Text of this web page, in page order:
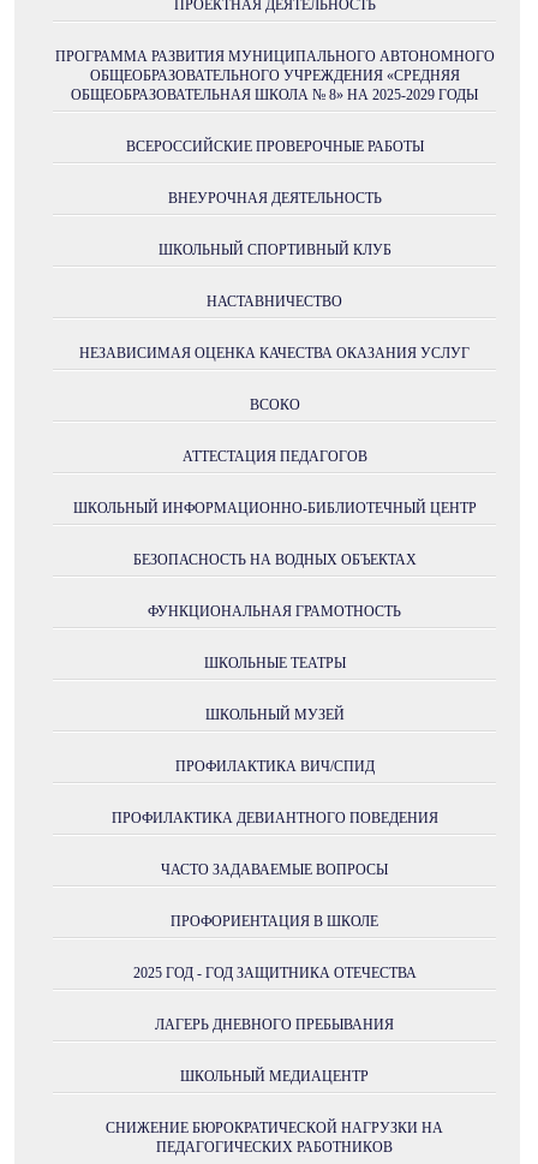
ПРОЕКТНАЯ ДЕЯТЕЛЬНОСТЬ
ПРОГРАММА РАЗВИТИЯ МУНИЦИПАЛЬНОГО АВТОНОМНОГО
ОБЩЕОБРАЗОВАТЕЛЬНОГО УЧРЕЖДЕНИЯ «СРЕДНЯЯ
ОБЩЕОБРАЗОВАТЕЛЬНАЯ ШКОЛА № 8» НА 2025-2029 ГОДЫ
ВСЕРОССИЙСКИЕ ПРОВЕРОЧНЫЕ РАБОТЫ
ВНЕУРОЧНАЯ ДЕЯТЕЛЬНОСТЬ
ШКОЛЬНЫЙ СПОРТИВНЫЙ КЛУБ
НАСТАВНИЧЕСТВО
НЕЗАВИСИМАЯ ОЦЕНКА КАЧЕСТВА ОКАЗАНИЯ УСЛУГ
ВСОКО
АТТЕСТАЦИЯ ПЕДАГОГОВ
ШКОЛЬНЫЙ ИНФОРМАЦИОННО-БИБЛИОТЕЧНЫЙ ЦЕНТР
БЕЗОПАСНОСТЬ НА ВОДНЫХ ОБЪЕКТАХ
ФУНКЦИОНАЛЬНАЯ ГРАМОТНОСТЬ
ШКОЛЬНЫЕ ТЕАТРЫ
ШКОЛЬНЫЙ МУЗЕЙ
ПРОФИЛАКТИКА ВИЧ/СПИД
ПРОФИЛАКТИКА ДЕВИАНТНОГО ПОВЕДЕНИЯ
ЧАСТО ЗАДАВАЕМЫЕ ВОПРОСЫ
ПРОФОРИЕНТАЦИЯ В ШКОЛЕ
2025 ГОД - ГОД ЗАЩИТНИКА ОТЕЧЕСТВА
ЛАГЕРЬ ДНЕВНОГО ПРЕБЫВАНИЯ
ШКОЛЬНЫЙ МЕДИАЦЕНТР
СНИЖЕНИЕ БЮРОКРАТИЧЕСКОЙ НАГРУЗКИ НА
ПЕДАГОГИЧЕСКИХ РАБОТНИКОВ